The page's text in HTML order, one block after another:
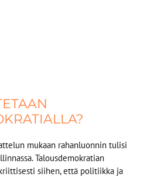
mukaan rahanluonnin tulisi
Talousdemokratian
siihen, että politiikka ja